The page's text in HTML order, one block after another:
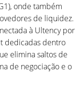
onde também
de liquidez.
à Ultency por
dedicadas dentro
elimina saltos de
de negociação e o